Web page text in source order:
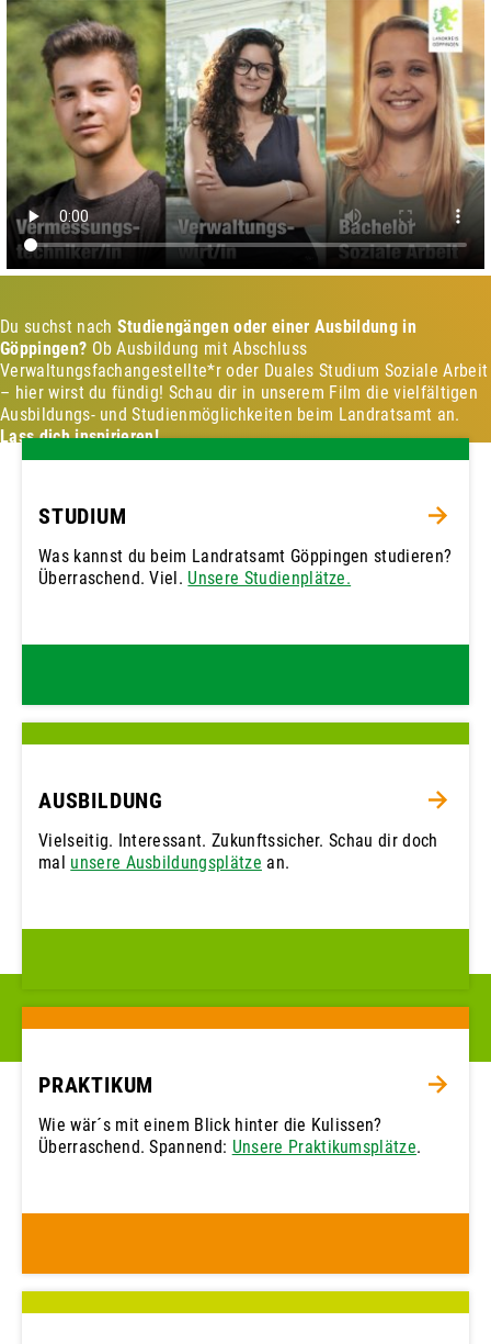
Du suchst nach Studiengängen oder einer Ausbildung in
Göppingen? Ob Ausbildung mit Abschluss
Verwaltungsfachangestellte*r oder Duales Studium Soziale Arbeit
– hier wirst du fündig! Schau dir in unserem Film die vielfältigen
Ausbildungs- und Studienmöglichkeiten beim Landratsamt an.
Lass dich inspirieren!
STUDIUM
Was kannst du beim Landratsamt Göppingen studieren?
Überraschend. Viel. Unsere Studienplätze.
AUSBILDUNG
Vielseitig. Interessant. Zukunftssicher. Schau dir doch
mal unsere Ausbildungsplätze an.
PRAKTIKUM
Wie wär´s mit einem Blick hinter die Kulissen?
Überraschend. Spannend: Unsere Praktikumsplätze.